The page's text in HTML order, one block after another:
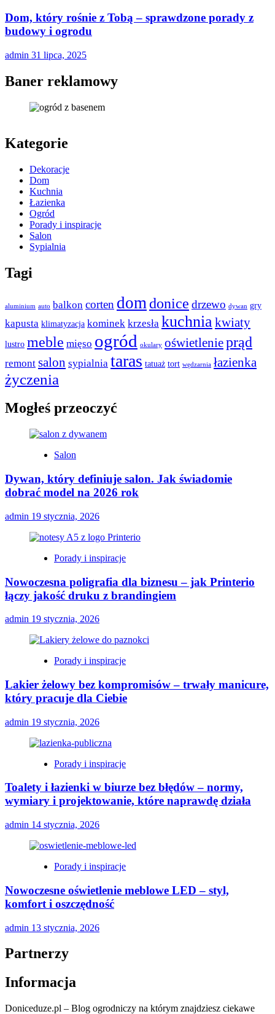
Dom, który rośnie z Tobą – sprawdzone porady z
budowy i ogrodu
admin 31 lipca, 2025
Baner reklamowy
Kategorie
Dekoracje
Dom
Kuchnia
Łazienka
Ogród
Porady i inspiracje
Salon
Sypialnia
Tagi
aluminium auto balkon corten dom donice drzewo dywan gry
kapusta klimatyzacja kominek krzesła kuchnia kwiaty
lustro meble mięso ogród okulary oświetlenieprąd
remont salon sypialnia taras tatuaż tort wędzarnia łazienka
życzenia
Mogłeś przeoczyć
Salon
Dywan, który definiuje salon. Jak świadomie
dobrać model na 2026 rok
admin 19 stycznia, 2026
Porady i inspiracje
Nowoczesna poligrafia dla biznesu – jak Printerio
łączy jakość druku z brandingiem
admin 19 stycznia, 2026
Porady i inspiracje
Lakier żelowy bez kompromisów – trwały manicure,
który pracuje dla Ciebie
admin 19 stycznia, 2026
Porady i inspiracje
Toalety i łazienki w biurze bez błędów – normy,
wymiary i projektowanie, które naprawdę działa
admin 14 stycznia, 2026
Porady i inspiracje
Nowoczesne oświetlenie meblowe LED – styl,
komfort i oszczędność
admin 13 stycznia, 2026
Partnerzy
Informacja
Doniceduze.pl – Blog ogrodniczy na którym znajdziesz ciekawe